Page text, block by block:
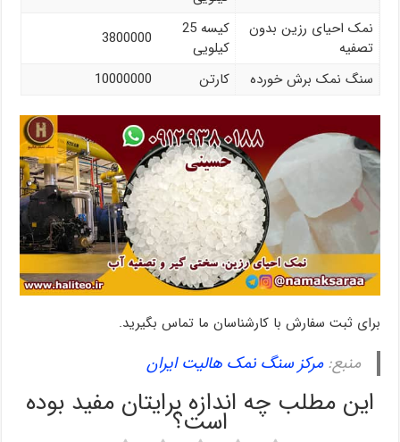
نمک احیای رزین بدون
تصفیه
کیسه 25
کیلویی
3800000
سنگ نمک برش خورده
کارتن 10000000
برای ثبت سفارش با کارشناسان ما تماس بگیرید.
منبع:مرکز سنگ نمک هالیت ایران
این مطلب چه اندازه برایتان مفید بوده
است؟